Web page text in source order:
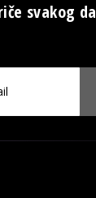
svakog